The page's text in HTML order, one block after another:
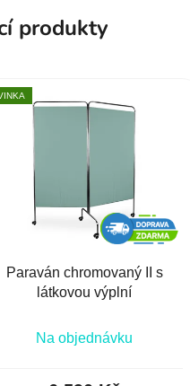
produkty
Paraván chromovaný II s
látkovou výplní
Na objednávku